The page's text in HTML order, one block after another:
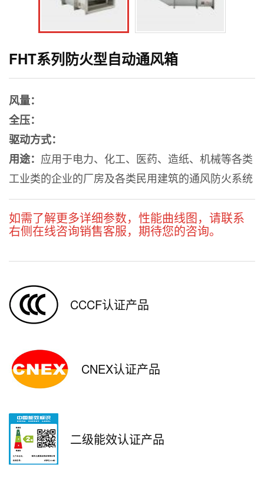
FHT系列防火型自动通风箱
风量：
全压：
驱动方式：
用途： 应用于电力、化工、医药、造纸、机械等各类
工业类的企业的厂房及各类民用建筑的通风防火系统
如需了解更多详细参数，性能曲线图，请联系
右侧在线咨询销售客服，期待您的咨询。
CCCF认证产品
CNEX认证产品
二级能效认证产品